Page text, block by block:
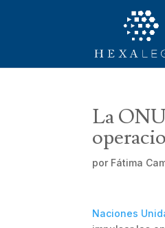
La
por Fátima
Naciones